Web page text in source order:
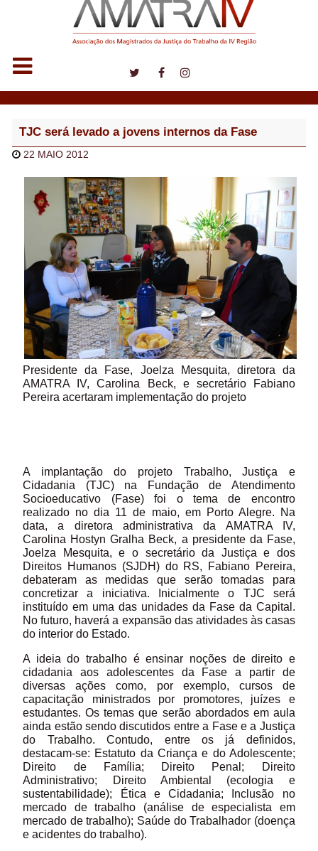
TJC será levado a jovens internos da Fase
22 MAIO 2012
Presidente da Fase, Joelza Mesquita, diretora da
AMATRA IV, Carolina Beck, e secretário Fabiano
Pereira acertaram implementação do projeto
A implantação do projeto Trabalho, Justiça e
Cidadania (TJC) na Fundação de Atendimento
Socioeducativo (Fase) foi o tema de encontro
realizado no dia 11 de maio, em Porto Alegre. Na
data, a diretora administrativa da AMATRA IV,
Carolina Hostyn Gralha Beck, a presidente da Fase,
Joelza Mesquita, e o secretário da Justiça e dos
Direitos Humanos (SJDH) do RS, Fabiano Pereira,
debateram as medidas que serão tomadas para
concretizar a iniciativa. Inicialmente o TJC será
instituído em uma das unidades da Fase da Capital.
No futuro, haverá a expansão das atividades às casas
do interior do Estado.
A ideia do trabalho é ensinar noções de direito e
cidadania aos adolescentes da Fase a partir de
diversas ações como, por exemplo, cursos de
capacitação ministrados por promotores, juízes e
estudantes. Os temas que serão abordados em aula
ainda estão sendo discutidos entre a Fase e a Justiça
do Trabalho. Contudo, entre os já definidos,
destacam-se: Estatuto da Criança e do Adolescente;
Direito de Família; Direito Penal; Direito
Administrativo; Direito Ambiental (ecologia e
sustentabilidade); Ética e Cidadania; Inclusão no
mercado de trabalho (análise de especialista em
mercado de trabalho); Saúde do Trabalhador (doença
e acidentes do trabalho).